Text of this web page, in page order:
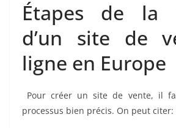
Étapes de la
d’un site de
ligne en Europe
Pour créer un site de vente, il
processus bien précis. On peut citer: